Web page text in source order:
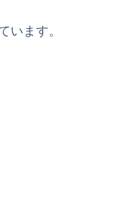
います。